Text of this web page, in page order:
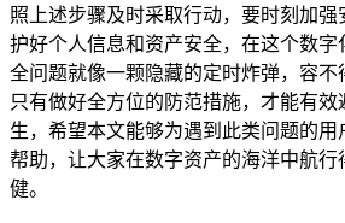
照上述步骤及时采取行动，要时刻加
护好个人信息和资产安全，在这个数字
全问题就像一颗隐藏的定时炸弹，容不
只有做好全方位的防范措施，才能有
生，希望本文能够为遇到此类问题的
帮助，让大家在数字资产的海洋中航行
健。